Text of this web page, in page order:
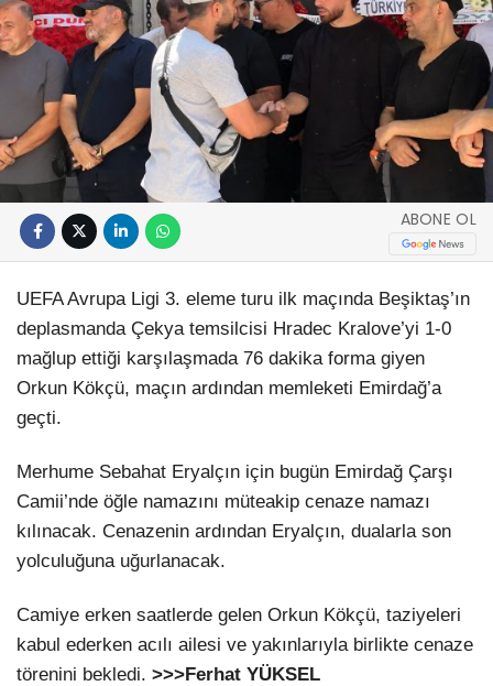
ABONE OL
UEFA Avrupa Ligi 3. eleme turu ilk maçında Beşiktaş’ın
deplasmanda Çekya temsilcisi Hradec Kralove’yi 1-0
mağlup ettiği karşılaşmada 76 dakika forma giyen
Orkun Kökçü, maçın ardından memleketi Emirdağ’a
geçti.
Merhume Sebahat Eryalçın için bugün Emirdağ Çarşı
Camii’nde öğle namazını müteakip cenaze namazı
kılınacak. Cenazenin ardından Eryalçın, dualarla son
yolculuğuna uğurlanacak.
Camiye erken saatlerde gelen Orkun Kökçü, taziyeleri
kabul ederken acılı ailesi ve yakınlarıyla birlikte cenaze
törenini bekledi. >>>Ferhat YÜKSEL